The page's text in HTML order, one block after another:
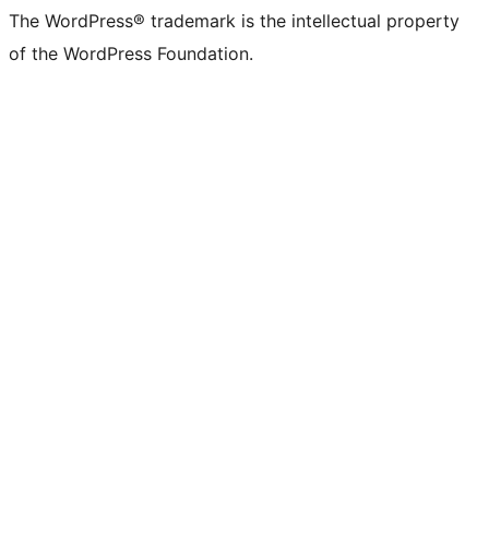
The WordPress® trademark is the intellectual property
of the WordPress Foundation.